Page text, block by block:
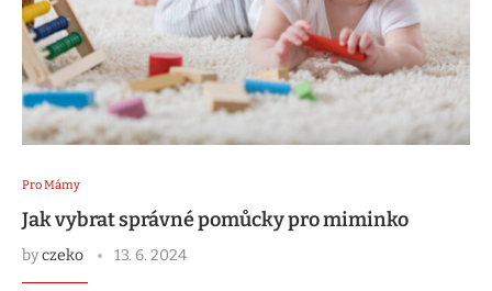
Pro Mámy
Jak vybrat správné pomůcky pro miminko
byczeko 13. 6. 2024